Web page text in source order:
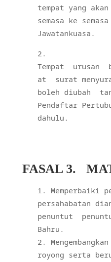
tempat yang
semasa ke
Jawatankuasa.
Tempat urusan
at
surat
boleh diubah
Pendaftar
dahulu.
FASAL 3.
Memperbaiki
persahabatan
penuntut
Bahru.
royong serta